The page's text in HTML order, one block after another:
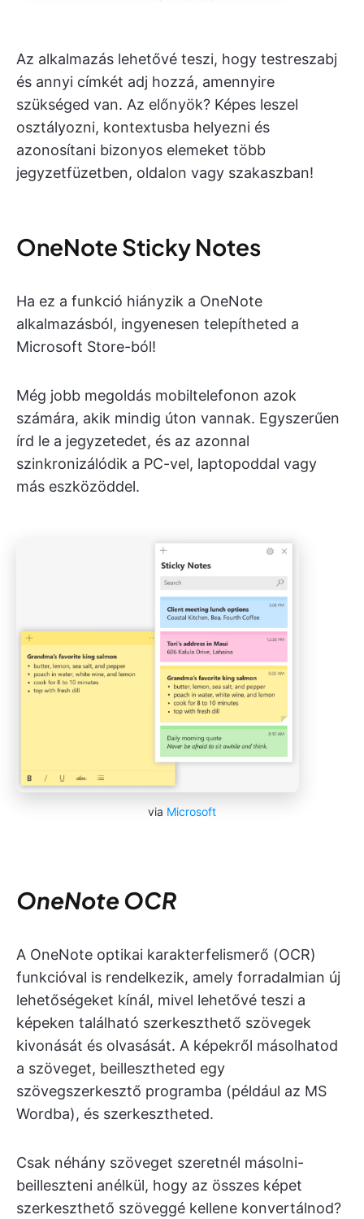
Az alkalmazás lehetővé teszi, hogy testreszabj
és annyi címkét adj hozzá, amennyire
szükséged van. Az előnyök? Képes leszel
osztályozni, kontextusba helyezni és
azonosítani bizonyos elemeket több
jegyzetfüzetben, oldalon vagy szakaszban!
OneNote Sticky Notes
Ha ez a funkció hiányzik a OneNote
alkalmazásból, ingyenesen telepítheted a
Microsoft Store-ból!
Még jobb megoldás mobiltelefonon azok
számára, akik mindig úton vannak. Egyszerűen
írd le a jegyzetedet, és az azonnal
szinkronizálódik a PC-vel, laptopoddal vagy
más eszközöddel.
via Microsoft
OneNote OCR
A OneNote optikai karakterfelismerő (OCR)
funkcióval is rendelkezik, amely forradalmian új
lehetőségeket kínál, mivel lehetővé teszi a
képeken található szerkeszthető szövegek
kivonását és olvasását. A képekről másolhatod
a szöveget, beillesztheted egy
szövegszerkesztő programba (például az MS
Wordba), és szerkesztheted.
Csak néhány szöveget szeretnél másolni-
beilleszteni anélkül, hogy az összes képet
szerkeszthető szöveggé kellene konvertálnod?